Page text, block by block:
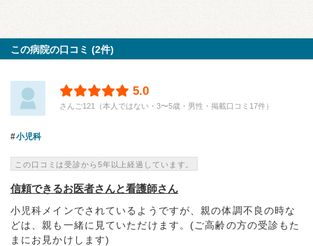
この病院の口コミ (2件)
5.0
さんご121（本人ではない・3〜5歳・男性・掲載口コミ17件）
小児科
この口コミは受診から5年以上経過しています。
信頼できるお医者さんと看護師さん
小児科メインでされているようですが、親の体調不良の時な
どは、親も一緒に見ていただけます。(ご高齢の方の受診もた
まにお見かけします)